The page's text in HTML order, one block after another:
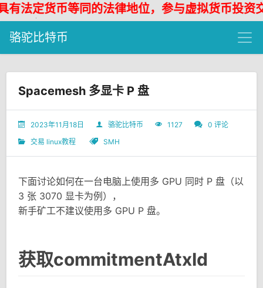
货币等同的法律地位，参与虚拟货币投资交易
骆驼比特币
Spacemesh 多显卡 P 盘
2023年11月18日 骆驼比特币 1127
0 评论
交易 linux教程 SMH
下面讨论如何在一台电脑上使用多 GPU 同时 P 盘（以
3 张 3070 显卡为例），
新手矿工不建议使用多 GPU P 盘。
获取commitmentAtxId